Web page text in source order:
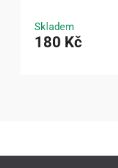
Skladem
180 Kč